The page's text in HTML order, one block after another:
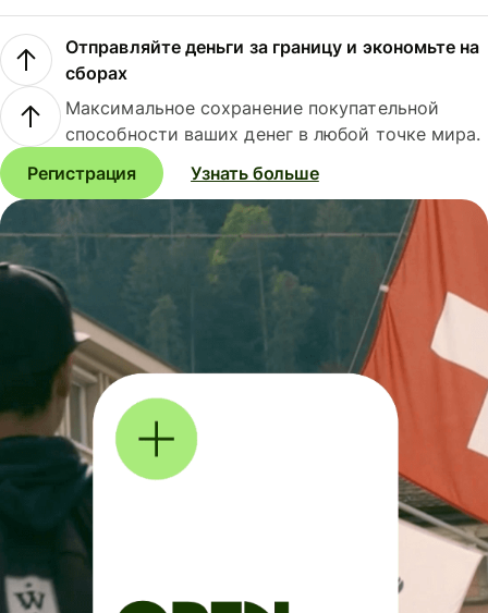
Отправляйте деньги за границу и экономьте на
сборах
Максимальное сохранение покупательной
способности ваших денег в любой точке мира.
Регистрация
Узнать больше